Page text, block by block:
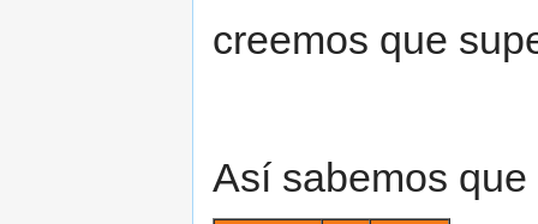
creemos que
Así sabemos